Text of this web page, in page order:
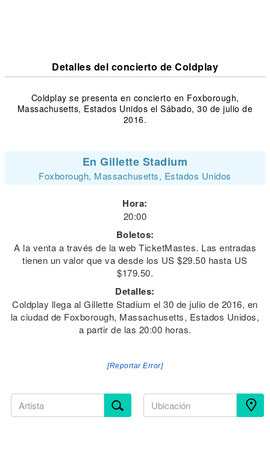
Detalles del concierto de Coldplay
Coldplay se presenta en concierto en Foxborough,
Massachusetts, Estados Unidos el Sábado, 30 de julio de
2016.
En Gillette Stadium
Foxborough, Massachusetts, Estados Unidos
Hora:
20:00
Boletos:
A la venta a través de la web TicketMastes. Las entradas
tienen un valor que va desde los US $29.50 hasta US
$179.50.
Detalles:
Coldplay llega al Gillette Stadium el 30 de julio de 2016, en
la ciudad de Foxborough, Massachusetts, Estados Unidos,
a partir de las 20:00 horas.
[Reportar Error]